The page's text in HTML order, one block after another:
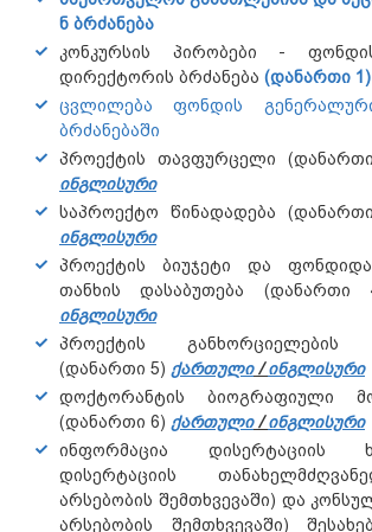
ნ ბრძანება
კონკურსის პირობები -
დირექტორის ბრძანება (დანართი 1)
ცვლილება ფონდის
ბრძანებაში
პროექტის თავფურცელი
ინგლისური
საპროექტო წინადადება
ინგლისური
პროექტის ბიუჯეტი და
თანხის დასაბუთება (დანართი
ინგლისური
პროექტის განხორციელების
(დანართი 5) ქართული/ინგლისური
დოქტორანტის ბიოგრაფიული
(დანართი 6) ქართული/ინგლისური
ინფორმაცია დისერტაციის
დისერტაციის
არსებობის შემთხვევაში) და
არსებობის შემთხვევაში)